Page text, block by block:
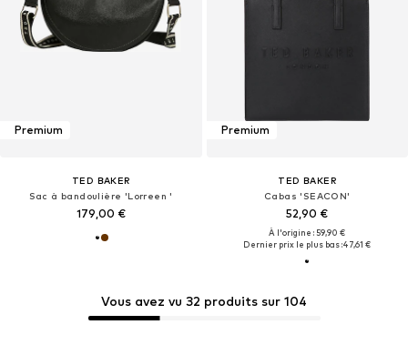
Premium
TED BAKER
Sac à bandoulière 'Lorreen '
179,00 €
Premium
TED BAKER
Cabas 'SEACON'
52,90 €
À l'origine : 59,90 €
Dernier prix le plus bas :47,61 €
Vous avez vu 32 produits sur 104